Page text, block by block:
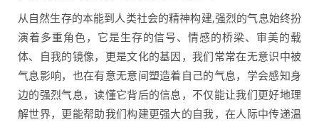
从自然生存的本能到人类社会的精神构建,强烈的气息始终扮
演着多重角色，它是生存的信号、情感的桥梁、审美的载
体、自我的镜像，更是文化的基因，我们常常在无意识中被
气息影响，也在有意无意间塑造着自己的气息，学会感知身
边的强烈气息，读懂它背后的信息，不仅能让我们更好地理
解世界，更能帮助我们构建更强大的自我，在人际中传递温